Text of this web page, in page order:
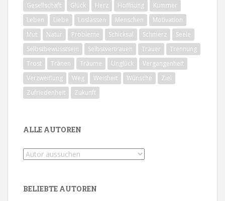
Gesellschaft
Glück Herz Hoffnung
Kummer
Leben
Liebe Loslassen Menschen
Motivation
Mut
Natur Probleme Schicksal Schmerz
Seele
Selbstbewusstsein
Selbstvertrauen Trauer
Trennung
Trost
Tränen Träume Unglück
Vergangenheit
Verzweiflung
Weg Weisheit Wünsche
Ziel
Zufriedenheit
Zukunft
ALLE AUTOREN
BELIEBTE AUTOREN